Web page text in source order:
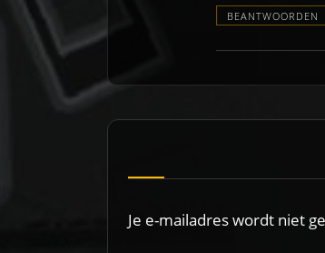
BEANTWOORDEN
Je e-mailadres wordt niet